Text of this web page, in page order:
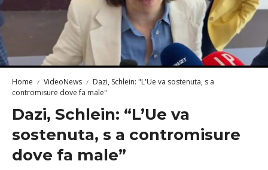
Home VideoNews
Dazi, Schlein: "L'Ue va sostenuta, s a
contromisure dove fa male"
Dazi, Schlein: “L’Ue va
sostenuta, s a contromisure
dove fa male”